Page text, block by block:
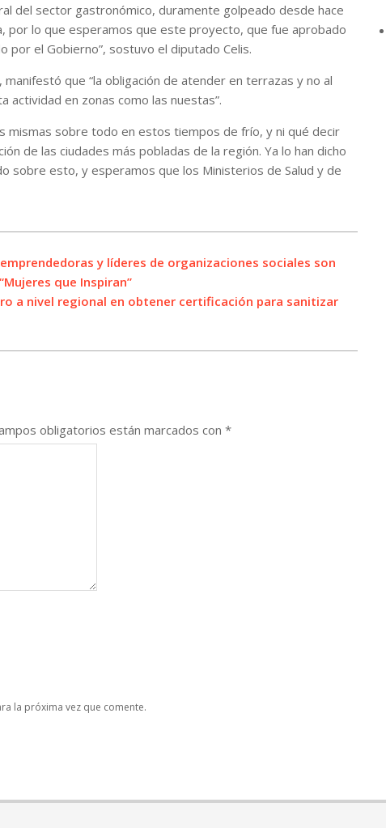
del sector gastronómico, duramente golpeado desde hace
por lo que esperamos que este proyecto, que fue aprobado
por el Gobierno”, sostuvo el diputado Celis.
que “la obligación de atender en terrazas y no al
actividad en zonas como las nuestas”.
mismas sobre todo en estos tiempos de frío, y ni qué decir
de las ciudades más pobladas de la región. Ya lo han dicho
sobre esto, y esperamos que los Ministerios de Salud y de
y líderes de organizaciones sociales son
que Inspiran”
a nivel regional en obtener certificación para sanitizar
obligatorios están marcados con *
la próxima vez que comente.